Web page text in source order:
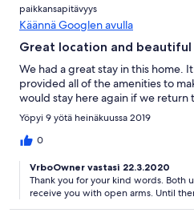
paikkansapitävyys
Käännä Googlen avulla
Great location and beautiful
We had a great stay in this home.
provided all of the amenities to
would stay here again if we return
Yöpyi 9 yötä heinäkuussa 2019
0
VrboOwner vastasi 22.3.2020
Thank you for your kind words. Both
receive you with open arms. Until